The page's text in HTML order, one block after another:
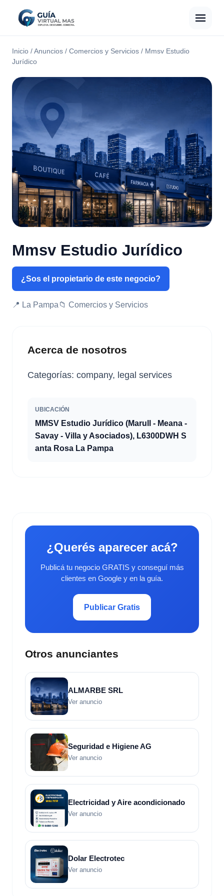
Inicio / Anuncios / Comercios y Servicios / Mmsv Estudio
Jurídico
Mmsv Estudio Jurídico
¿Sos el propietario de este negocio?
📍 La Pampa 📁 Comercios y Servicios
Acerca de nosotros
Categorías: company, legal services
UBICACIÓN
MMSV Estudio Jurídico (Marull - Meana -
Savay - Villa y Asociados), L6300DWH S
anta Rosa La Pampa
¿Querés aparecer acá?
Publicá tu negocio GRATIS y conseguí más
clientes en Google y en la guía.
Publicar Gratis
Otros anunciantes
ALMARBE SRL
Ver anuncio
Seguridad e Higiene AG
Ver anuncio
Electricidad y Aire acondicionado
Ver anuncio
Dolar Electrotec
Ver anuncio